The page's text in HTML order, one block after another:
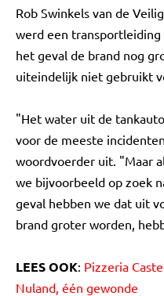
Rob Swinkels van de
werd een
het geval de brand nog
uiteindelijk niet gebruikt
"Het water uit de
voor de meeste
woordvoerder uit. "Maar
we bijvoorbeeld op zoek
geval hebben we dat uit
brand groter worden,
LEES OOK: Pizzeria
Nuland, één gewonde